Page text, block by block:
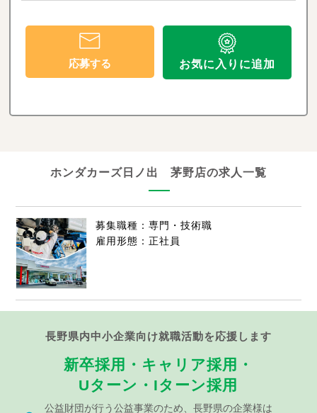
応募する お気に入りに追加
ホンダカーズ日ノ出 茅野店の求人一覧
募集職種：専門・技術職
雇用形態：正社員
長野県内中小企業向け就職活動を応援します
新卒採用・キャリア採用・
Uターン・Iターン採用
公益財団が行う公益事業のため、長野県の企業様は